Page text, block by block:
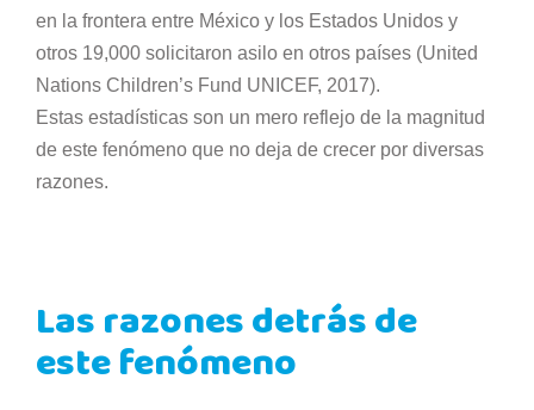
en la frontera entre México y los Estados Unidos y
otros 19,000 solicitaron asilo en otros países (United
Nations Children’s Fund UNICEF, 2017).
Estas estadísticas son un mero reflejo de la magnitud
de este fenómeno que no deja de crecer por diversas
razones.
Las razones detrás de
este fenómeno